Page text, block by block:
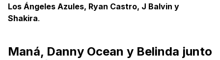
Los Ángeles Azules, Ryan Castro, J Balvin y
Shakira.
Maná, Danny Ocean y Belinda junto